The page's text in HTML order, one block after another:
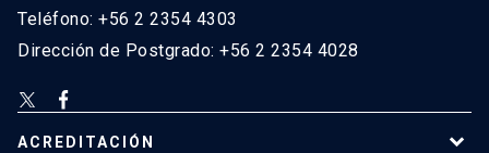
Teléfono: +56 2 2354 4303
Dirección de Postgrado: +56 2 2354 4028
ACREDITACIÓN